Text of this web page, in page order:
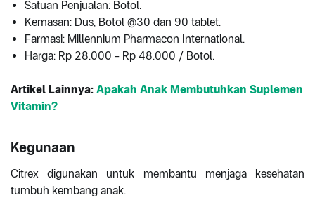
Satuan Penjualan: Botol.
Kemasan: Dus, Botol @30 dan 90 tablet.
Farmasi: Millennium Pharmacon International.
Harga: Rp 28.000 - Rp 48.000 / Botol.
Artikel Lainnya: Apakah Anak Membutuhkan Suplemen
Vitamin?
Kegunaan
Citrex digunakan untuk membantu menjaga kesehatan
tumbuh kembang anak.